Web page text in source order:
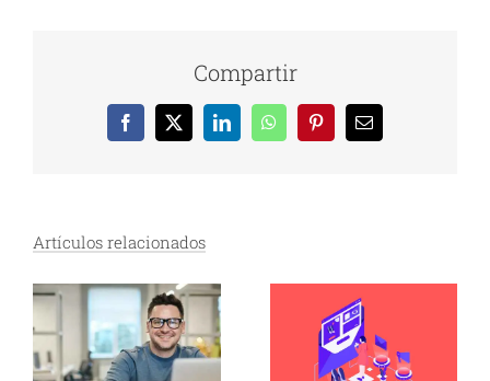
Compartir
Facebook
X LinkedInWhatsAppPinterestCorreo
electrónico
Artículos relacionados